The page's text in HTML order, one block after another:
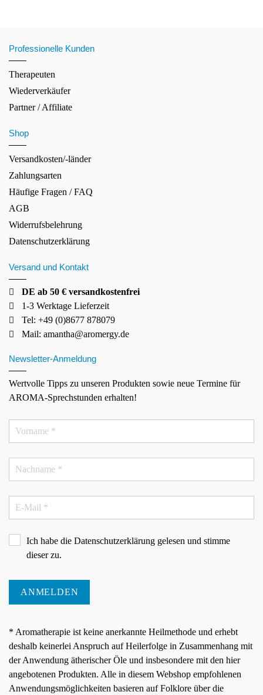
Professionelle Kunden
Therapeuten
Wiederverkäufer
Partner / Affiliate
Shop
Versandkosten/-länder
Zahlungsarten
Häufige Fragen / FAQ
AGB
Widerrufsbelehrung
Datenschutzerklärung
Versand und Kontakt
DE ab 50 € versandkostenfrei
1-3 Werktage Lieferzeit
Tel: +49 (0)8677 878079
Mail: amantha@aromergy.de
Newsletter-Anmeldung
Wertvolle Tipps zu unseren Produkten sowie neue Termine für
AROMA-Sprechstunden erhalten!
Ich habe die Datenschutzerklärung gelesen und stimme
dieser zu.
ANMELDEN
* Aromatherapie ist keine anerkannte Heilmethode und erhebt
deshalb keinerlei Anspruch auf Heilerfolge in Zusammenhang mit
der Anwendung ätherischer Öle und insbesondere mit den hier
angebotenen Produkten. Alle in diesem Webshop empfohlenen
Anwendungsmöglichkeiten basieren auf Folklore über die